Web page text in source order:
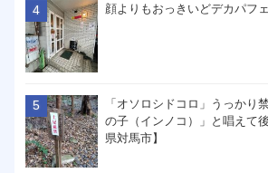
顔よりもおっきいどデカパフ
「オソロシドコロ」うっかり
の子（インノコ）」と唱えて
県対馬市】